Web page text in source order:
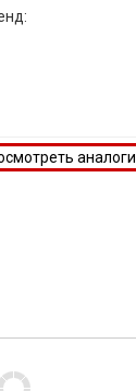
аналоги